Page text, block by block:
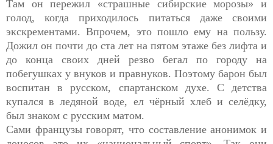
Там он пережил «страшные сибирские морозы» и
голод, когда приходилось питаться даже своими
экскрементами. Впрочем, это пошло ему на пользу.
Дожил он почти до ста лет на пятом этаже без лифта и
до конца своих дней резво бегал по городу на
побегушках у внуков и правнуков. Поэтому барон был
воспитан в русском, спартанском духе. С детства
купался в ледяной воде, ел чёрный хлеб и селёдку,
был знаком с русским матом.
Сами французы говорят, что составление анонимок и